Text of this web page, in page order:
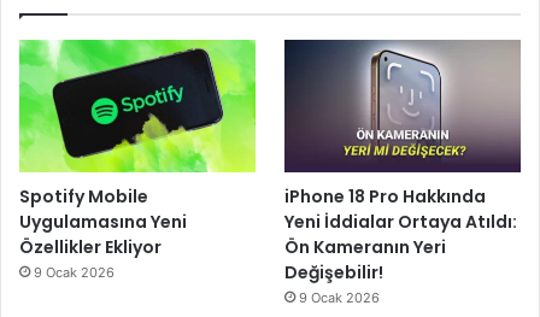
Spotify Mobile
Uygulamasına Yeni
Özellikler Ekliyor
9 Ocak 2026
iPhone 18 Pro Hakkında
Yeni İddialar Ortaya Atıldı:
Ön Kameranın Yeri
Değişebilir!
9 Ocak 2026